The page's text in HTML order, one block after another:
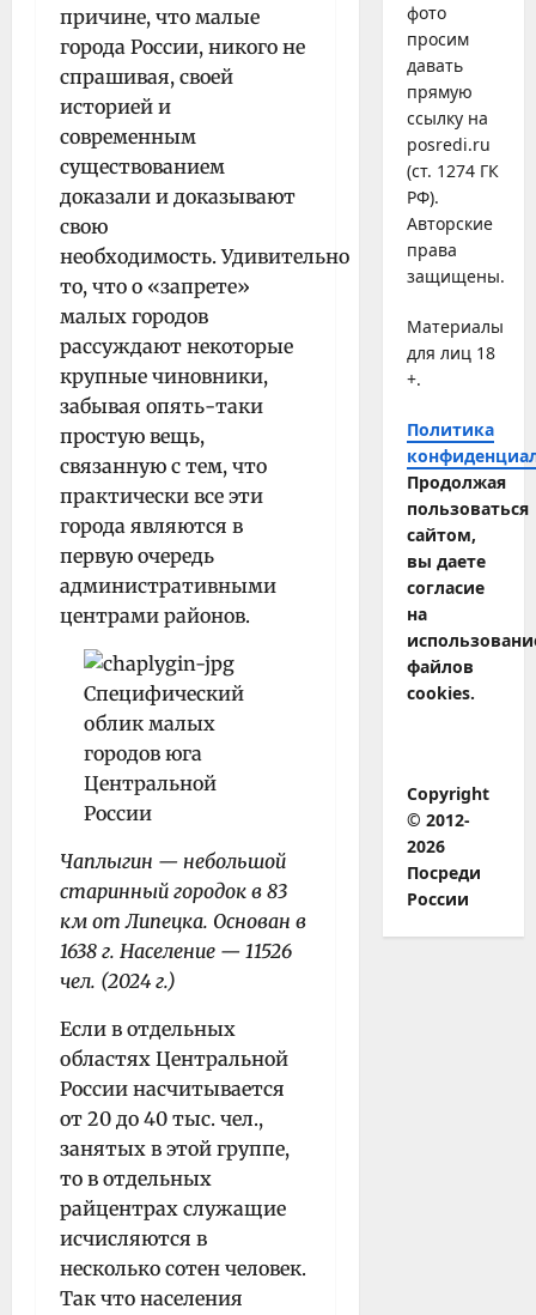
причине, что малые
города России, никого не
спрашивая, своей
историей и
современным
существованием
доказали и доказывают
свою
необходимость. Удивительно
то, что о «запрете»
малых городов
рассуждают некоторые
крупные чиновники,
забывая опять-таки
простую вещь,
связанную с тем, что
практически все эти
города являются в
первую очередь
административными
центрами районов.
Чаплыгин — небольшой
старинный городок в 83
км от Липецка. Основан в
1638 г. Население — 11526
чел. (2024 г.)
Если в отдельных
областях Центральной
России насчитывается
от 20 до 40 тыс. чел.,
занятых в этой группе,
то в отдельных
райцентрах служащие
исчисляются в
несколько сотен человек.
Так что населения
фото
просим
давать
прямую
ссылку на
posredi.ru
(ст. 1274 ГК
РФ).
Авторские
права
защищены.
Материалы
для лиц 18
+.
Политика
Продолжая
пользоваться
сайтом,
вы даете
согласие
на
файлов
cookies.
Copyright
© 2012-
2026
Посреди
России